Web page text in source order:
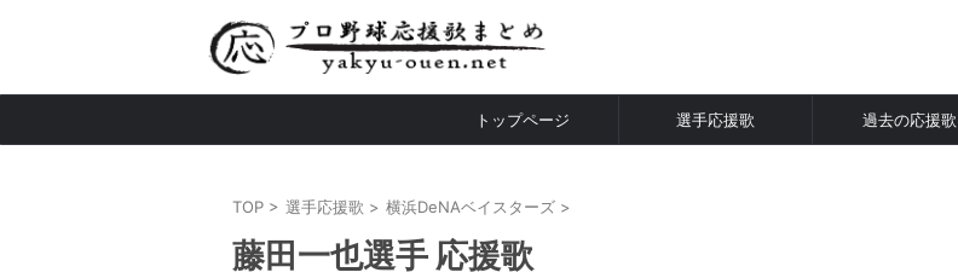
トップページ 選手応援歌 過去の応援歌
TOP > 選手応援歌 > 横浜DeNAベイスターズ >
藤田一也選手 応援歌